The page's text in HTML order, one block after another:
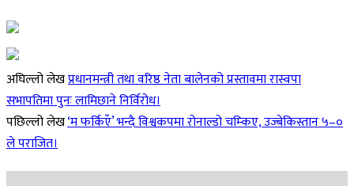
अघिल्लो लेखप्रधानमन्त्री तथा वरिष्ठ नेता बालेनको प्रस्तावमा रास्वपा
सभापतिमा पुनः लामिछाने निर्विरोध।
पछिल्लो लेख‘म फर्किएँ’ भन्दै विश्वकपमा रोनाल्डो चम्किए, उज्बेकिस्तान ५–०
ले पराजित।